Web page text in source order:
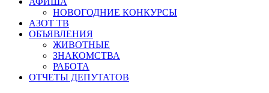
НОВОГОДНИЕ КОНКУРСЫ
АЗОТ ТВ
ОБЪЯВЛЕНИЯ
ЖИВОТНЫЕ
ЗНАКОМСТВА
РАБОТА
ОТЧЕТЫ ДЕПУТАТОВ